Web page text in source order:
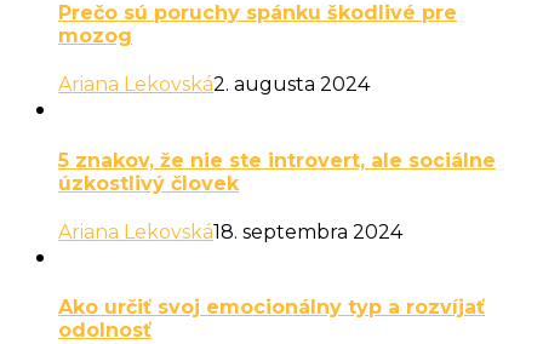
Prečo sú poruchy spánku škodlivé pre
mozog
Ariana Lekovská2. augusta 2024
5 znakov, že nie ste introvert, ale sociálne
úzkostlivý človek
Ariana Lekovská18. septembra 2024
Ako určiť svoj emocionálny typ a rozvíjať
odolnosť